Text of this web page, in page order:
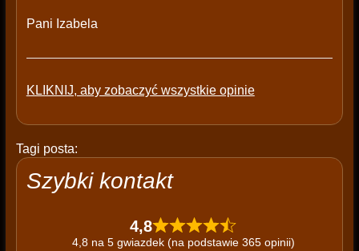
Pani Izabela
KLIKNIJ, aby zobaczyć wszystkie opinie
Tagi posta:
Szybki kontakt
4,8
4,8 na 5 gwiazdek (na podstawie 365 opinii)